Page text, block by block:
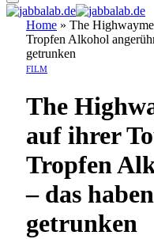
Home » The
Tropfen Alkohol
getrunken
FILM
The
auf ihrer
Tropfen
– das
getrunken